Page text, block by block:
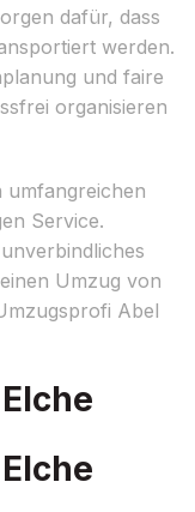
dafür, dass
werden.
und faire
organisieren
umfangreichen
Service.
Umzug von
Abel